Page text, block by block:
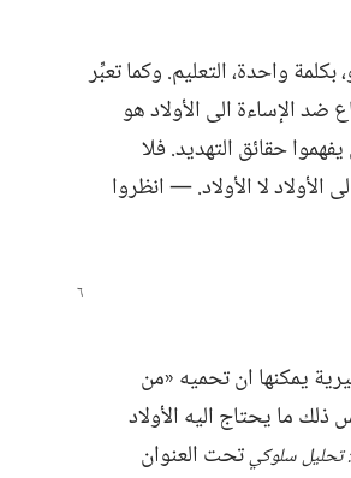
واحدة،‏ التعليم.‏ وكما تعبِّر
الإساءة الى الأولاد هو
حقائق التهديد.‏ فلا
لا الأولاد.‏ —‏ انظروا
يمكنها ان تحميه «من
ذلك ما يحتاج اليه الأولاد
تحليل سلوكيتحت العنوان